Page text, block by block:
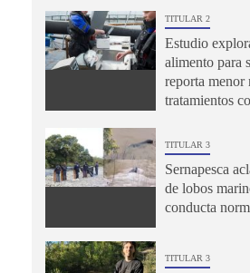
TITULAR 2
Estudio
alimento para
reporta menor
tratamientos
TITULAR 3
Sernapesca
de lobos
conducta
TITULAR 3